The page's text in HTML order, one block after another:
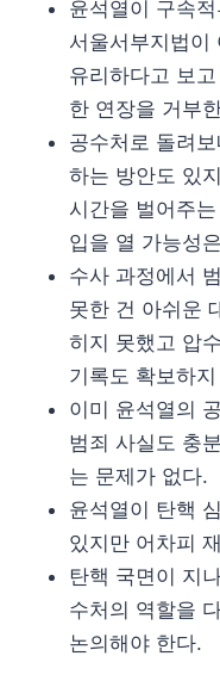
윤석열이 구속
서울서부지법이
유리하다고 보
한 연장을 거부
공수처로 돌려
하는 방안도 있
시간을 벌어주
입을 열 가능성
수사 과정에서
못한 건 아쉬운
히지 못했고 압
기록도 확보하
이미 윤석열의
범죄 사실도 충
는 문제가 없다.
윤석열이 탄핵
있지만 어차피
탄핵 국면이 지
수처의 역할을
논의해야 한다.